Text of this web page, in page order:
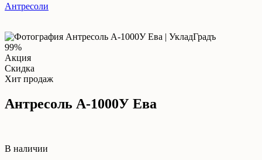
Антресоли
99%
Акция
Скидка
Хит продаж
Антресоль А-1000У Ева
В наличии